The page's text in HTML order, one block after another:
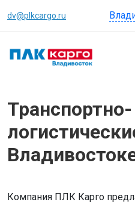
dv@plkcargo.ru
Транспортно-
Компания ПЛК Карго